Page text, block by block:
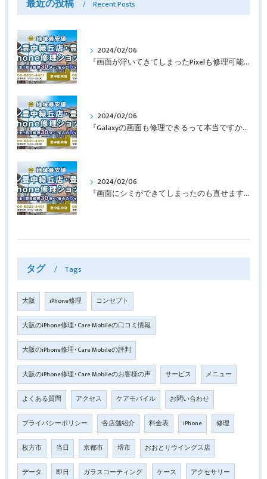
最近の投稿 Recent Posts
2024/02/06
『画面が浮いてきてしまったPixelも修理可能？』淀川区西三国よりバッテリー交換でご来店♪【Google Pixel5】
2024/02/06
『Galaxyの画面も修理できるって本当ですか？』豊中市服部本町より画面修理でご来店♪【Galaxy Note10+】
2024/02/06
『画面にシミができてしまったのも直せますか？』豊中市南桜塚より画面修理でご来店♪【iPhone11Pro】
タグ Tags
大阪 iPhone修理 コンセプト
大阪のiPhone修理･Care Mobileの口コミ情報
大阪のiPhone修理･Care Mobileの評判
大阪のiPhone修理･Care Mobileのお客様の声 サービス メニュー
よくある質問 アクセス ケアモバイル お問い合わせ
プライバシーポリシー 各店舗紹介 料金表 iPhone 修理
枚方市 当日 京都市 堺市 おおとりウイングス店
データ 即日 ガラスコーティング ケース アクセサリー